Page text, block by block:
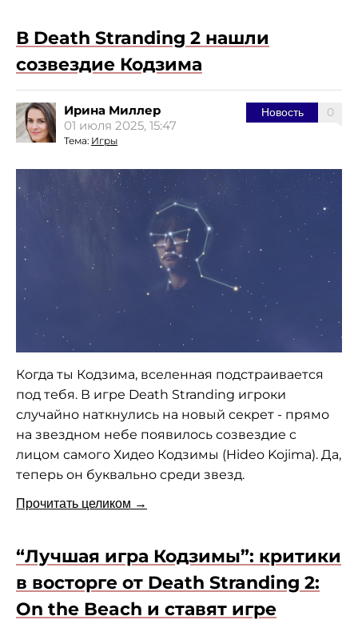
В Death Stranding 2 нашли
созвездие Кодзима
0
Новость
Ирина Миллер
01 июля 2025, 15:47
Тема: Игры
Когда ты Кодзима, вселенная подстраивается
под тебя. В игре Death Stranding игроки
случайно наткнулись на новый секрет - прямо
на звездном небе появилось созвездие с
лицом самого Хидео Кодзимы (Hideo Kojima). Да,
теперь он буквально среди звезд.
Прочитать целиком →
“Лучшая игра Кодзимы”: критики
в восторге от Death Stranding 2:
On the Beach и ставят игре